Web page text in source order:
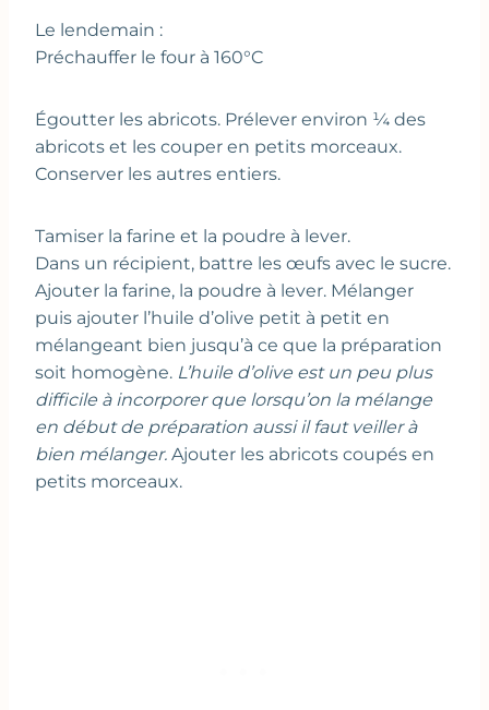
Le lendemain :
Préchauffer le four à 160°C
Égoutter les abricots. Prélever environ ¼ des
abricots et les couper en petits morceaux.
Conserver les autres entiers.
Tamiser la farine et la poudre à lever.
Dans un récipient, battre les œufs avec le sucre.
Ajouter la farine, la poudre à lever. Mélanger
puis ajouter l’huile d’olive petit à petit en
mélangeant bien jusqu’à ce que la préparation
soit homogène. L’huile d’olive est un peu plus
difficile à incorporer que lorsqu’on la mélange
en début de préparation aussi il faut veiller à
bien mélanger. Ajouter les abricots coupés en
petits morceaux.